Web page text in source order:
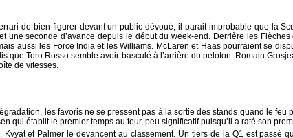
de bien figurer devant un public dévoué, il parait improbable que la
une seconde d’avance depuis le début du week-end. Derrière les Flèches
aussi les Force India et les Williams. McLaren et Haas pourraient se
que Toro Rosso semble avoir basculé à l’arrière du peloton. Romain
de vitesses.
les favoris ne se pressent pas à la sortie des stands quand le feu
qui établit le premier temps au tour, peu significatif puisqu’il a raté son
Kvyat et Palmer le devancent au classement. Un tiers de la Q1 est passé